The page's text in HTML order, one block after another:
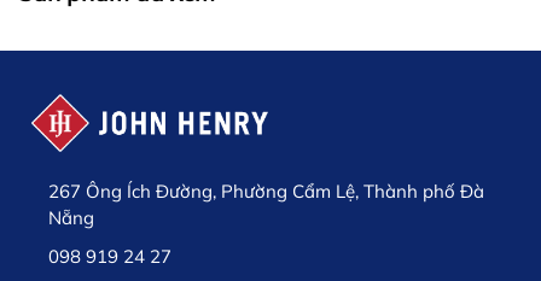
267 Ông Ích Đường, Phường Cẩm Lệ, Thành phố Đà
Nẵng
098 919 24 27